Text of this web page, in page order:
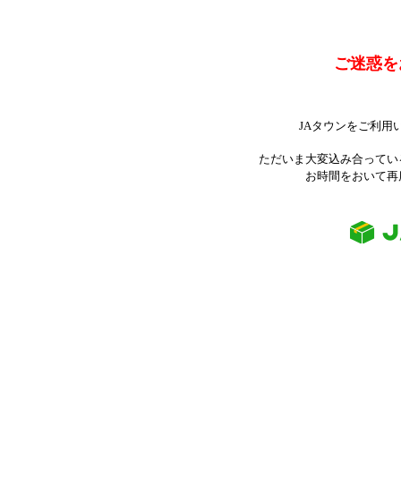
ご迷惑
JAタウンをご利用
ただいま大変込み合って
お時間をおいて